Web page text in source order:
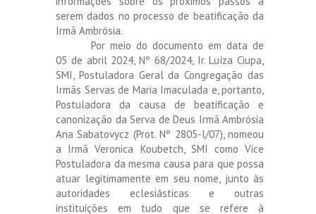
serem dados no processo de beatificação da
Irmã Ambrósia.
Por meio do documento em data de
05 de abril 2024, Nº 68/2024, Ir. Luíza Ciupa,
SMI, Postuladora Geral da Congregação das
Irmãs Servas de Maria Imaculada e, portanto,
Postuladora da causa de beatificação e
canonização da Serva de Deus Irmã Ambrósia
Ana Sabatovycz (Prot. Nº 2805-l/07), nomeou
a Irmã Veronica Koubetch, SMI como Vice
Postuladora da mesma causa para que possa
atuar legitimamente em seu nome, junto às
autoridades eclesiásticas e outras
instituições em tudo que se refere à